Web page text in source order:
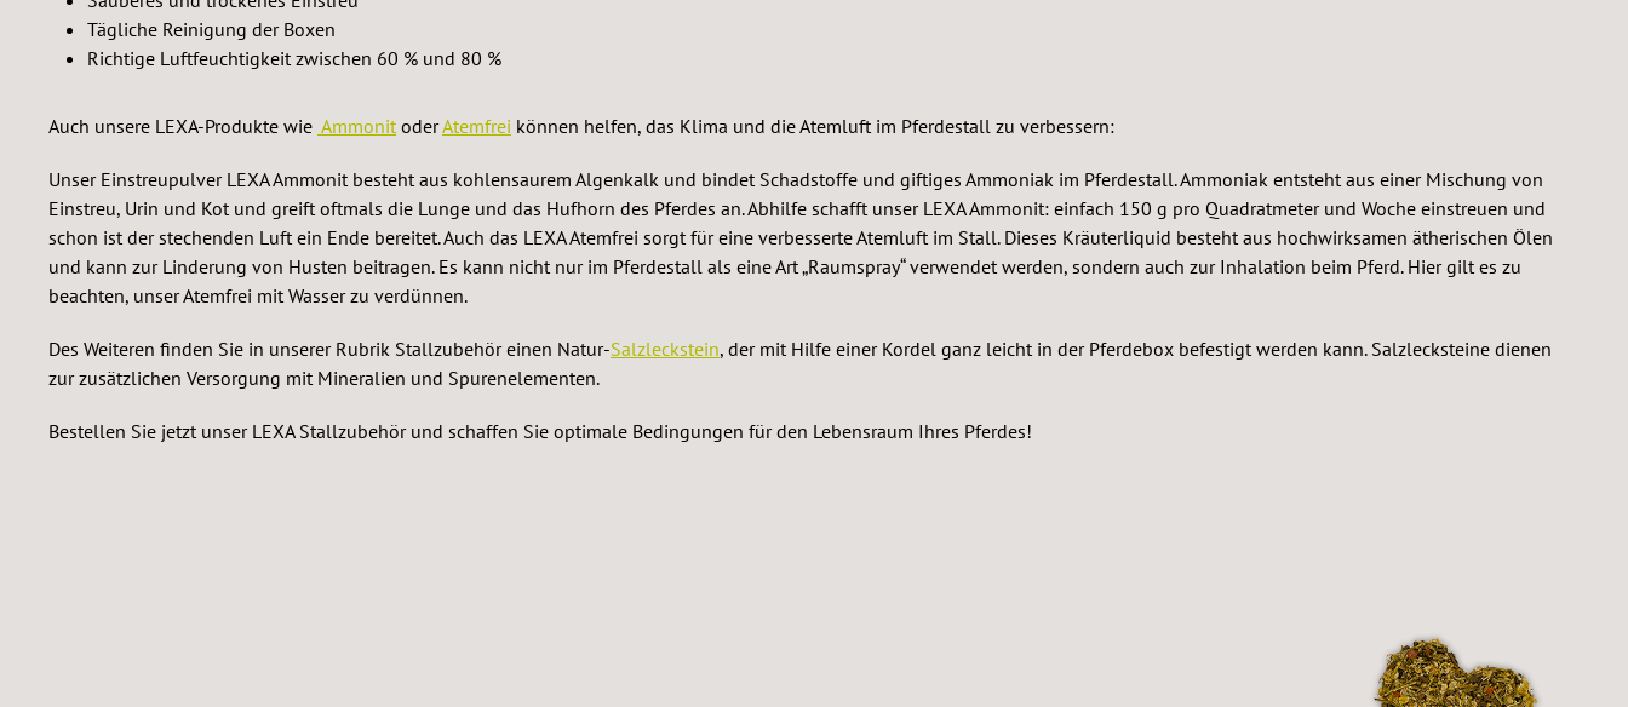
Stallumfeld. So wirkt Ammonit
Genau hier setzt Ammonit an: Es
reduziert die Ammoniakentwicklung Es
trägt zu einem hygienischeren
oder in Zeiten erhöhter Stallbelastung
kann eine regelmäßige Anwendung
regelmäßig dünn unter die Einstreu
Tägliche Reinigung der Boxen
Richtige Luftfeuchtigkeit zwischen 60 % und 80 %
Auch unsere LEXA-Produkte wie AmmonitoderAtemfrei können helfen, das Klima und die Atemluft im Pferdestall zu verbessern:
Unser Einstreupulver LEXA Ammonit besteht aus kohlensaurem Algenkalk und bindet Schadstoffe und giftiges Ammoniak im Pferdestall. Ammoniak entsteht aus einer Mischung von
Einstreu, Urin und Kot und greift oftmals die Lunge und das Hufhorn des Pferdes an. Abhilfe schafft unser LEXA Ammonit: einfach 150 g pro Quadratmeter und Woche einstreuen und
schon ist der stechenden Luft ein Ende bereitet. Auch das LEXA Atemfrei sorgt für eine verbesserte Atemluft im Stall. Dieses Kräuterliquid besteht aus hochwirksamen ätherischen Ölen
und kann zur Linderung von Husten beitragen. Es kann nicht nur im Pferdestall als eine Art „Raumspray“ verwendet werden, sondern auch zur Inhalation beim Pferd. Hier gilt es zu
beachten, unser Atemfrei mit Wasser zu verdünnen.
Des Weiteren finden Sie in unserer Rubrik Stallzubehör einen Natur-Salzleckstein, der mit Hilfe einer Kordel ganz leicht in der Pferdebox befestigt werden kann. Salzlecksteine dienen
zur zusätzlichen Versorgung mit Mineralien und Spurenelementen.
Bestellen Sie jetzt unser LEXA Stallzubehör und schaffen Sie optimale Bedingungen für den Lebensraum Ihres Pferdes!